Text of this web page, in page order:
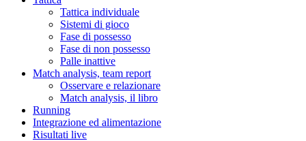
Tattica individuale
Sistemi di gioco
Fase di possesso
Fase di non possesso
Palle inattive
Match analysis, team report
Osservare e relazionare
Match analysis, il libro
Running
Integrazione ed alimentazione
Risultati live